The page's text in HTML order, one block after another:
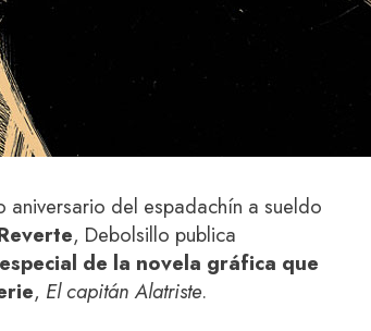
aniversario del espadachín a sueldo
, Debolsillo publica
de la novela gráfica que
, El capitán Alatriste.